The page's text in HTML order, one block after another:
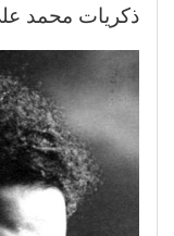
ذكريات محمد